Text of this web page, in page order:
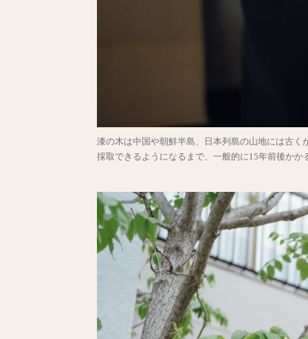
漆の木は中国や朝鮮半島、日本列島の山地には古
採取できるようになるまで、一般的に15年前後かか